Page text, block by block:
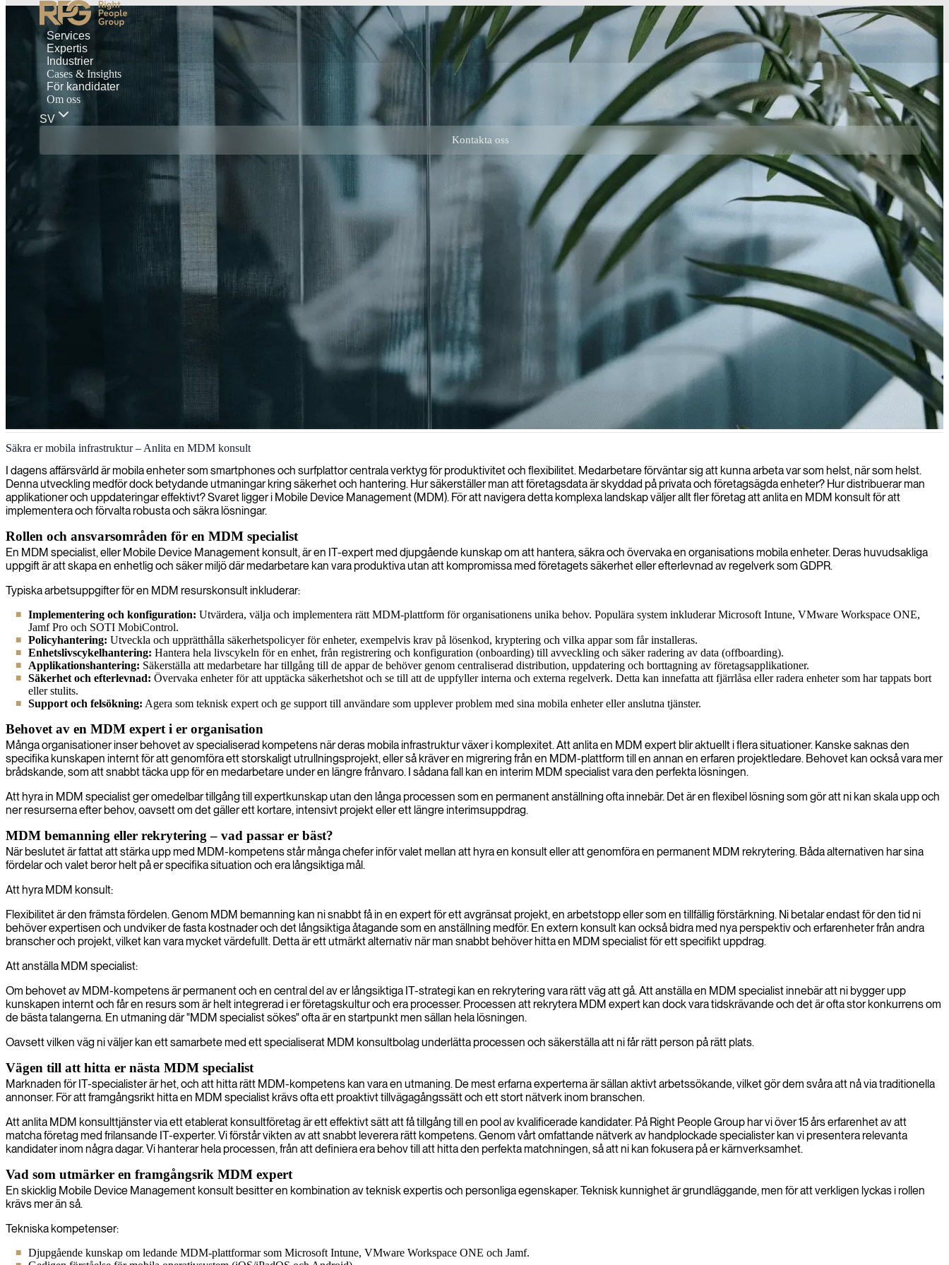
Services
Expertis
Industrier
Cases & Insights
För kandidater
Om oss
SV
Kontakta oss
Hantering av mobila enheter
Vi tillhandahåller expertis inom hantering av mobila enheter med fokus på att säkra din enhetsflotta och skydda din data i en alltmer mobil arbetsstyrka.
Säkra er mobila infrastruktur – Anlita en MDM konsult
I dagens affärsvärld är mobila enheter som smartphones och surfplattor centrala verktyg för produktivitet och flexibilitet. Medarbetare förväntar sig att kunna arbeta var som helst, när som helst.
Denna utveckling medför dock betydande utmaningar kring säkerhet och hantering. Hur säkerställer man att företagsdata är skyddad på privata och företagsägda enheter? Hur distribuerar man
applikationer och uppdateringar effektivt? Svaret ligger i Mobile Device Management (MDM). För att navigera detta komplexa landskap väljer allt fler företag att anlita en MDM konsult för att
implementera och förvalta robusta och säkra lösningar.
Rollen och ansvarsområden för en MDM specialist
En MDM specialist, eller Mobile Device Management konsult, är en IT-expert med djupgående kunskap om att hantera, säkra och övervaka en organisations mobila enheter. Deras huvudsakliga
uppgift är att skapa en enhetlig och säker miljö där medarbetare kan vara produktiva utan att kompromissa med företagets säkerhet eller efterlevnad av regelverk som GDPR.
Typiska arbetsuppgifter för en MDM resurskonsult inkluderar:
Implementering och konfiguration: Utvärdera, välja och implementera rätt MDM-plattform för organisationens unika behov. Populära system inkluderar Microsoft Intune, VMware Workspace ONE,
Jamf Pro och SOTI MobiControl.
Policyhantering: Utveckla och upprätthålla säkerhetspolicyer för enheter, exempelvis krav på lösenkod, kryptering och vilka appar som får installeras.
Enhetslivscykelhantering: Hantera hela livscykeln för en enhet, från registrering och konfiguration (onboarding) till avveckling och säker radering av data (offboarding).
Applikationshantering: Säkerställa att medarbetare har tillgång till de appar de behöver genom centraliserad distribution, uppdatering och borttagning av företagsapplikationer.
Säkerhet och efterlevnad: Övervaka enheter för att upptäcka säkerhetshot och se till att de uppfyller interna och externa regelverk. Detta kan innefatta att fjärrlåsa eller radera enheter som har tappats bort
eller stulits.
Support och felsökning: Agera som teknisk expert och ge support till användare som upplever problem med sina mobila enheter eller anslutna tjänster.
Behovet av en MDM expert i er organisation
Många organisationer inser behovet av specialiserad kompetens när deras mobila infrastruktur växer i komplexitet. Att anlita en MDM expert blir aktuellt i flera situationer. Kanske saknas den
specifika kunskapen internt för att genomföra ett storskaligt utrullningsprojekt, eller så kräver en migrering från en MDM-plattform till en annan en erfaren projektledare. Behovet kan också vara mer
brådskande, som att snabbt täcka upp för en medarbetare under en längre frånvaro. I sådana fall kan en interim MDM specialist vara den perfekta lösningen.
Att hyra in MDM specialist ger omedelbar tillgång till expertkunskap utan den långa processen som en permanent anställning ofta innebär. Det är en flexibel lösning som gör att ni kan skala upp och
ner resurserna efter behov, oavsett om det gäller ett kortare, intensivt projekt eller ett längre interimsuppdrag.
MDM bemanning eller rekrytering – vad passar er bäst?
När beslutet är fattat att stärka upp med MDM-kompetens står många chefer inför valet mellan att hyra en konsult eller att genomföra en permanent MDM rekrytering. Båda alternativen har sina
fördelar och valet beror helt på er specifika situation och era långsiktiga mål.
Att hyra MDM konsult:
Flexibilitet är den främsta fördelen. Genom MDM bemanning kan ni snabbt få in en expert för ett avgränsat projekt, en arbetstopp eller som en tillfällig förstärkning. Ni betalar endast för den tid ni
behöver expertisen och undviker de fasta kostnader och det långsiktiga åtagande som en anställning medför. En extern konsult kan också bidra med nya perspektiv och erfarenheter från andra
branscher och projekt, vilket kan vara mycket värdefullt. Detta är ett utmärkt alternativ när man snabbt behöver hitta en MDM specialist för ett specifikt uppdrag.
Att anställa MDM specialist:
Om behovet av MDM-kompetens är permanent och en central del av er långsiktiga IT-strategi kan en rekrytering vara rätt väg att gå. Att anställa en MDM specialist innebär att ni bygger upp
kunskapen internt och får en resurs som är helt integrerad i er företagskultur och era processer. Processen att rekrytera MDM expert kan dock vara tidskrävande och det är ofta stor konkurrens om
de bästa talangerna. En utmaning där "MDM specialist sökes" ofta är en startpunkt men sällan hela lösningen.
Oavsett vilken väg ni väljer kan ett samarbete med ett specialiserat MDM konsultbolag underlätta processen och säkerställa att ni får rätt person på rätt plats.
Vägen till att hitta er nästa MDM specialist
Marknaden för IT-specialister är het, och att hitta rätt MDM-kompetens kan vara en utmaning. De mest erfarna experterna är sällan aktivt arbetssökande, vilket gör dem svåra att nå via traditionella
annonser. För att framgångsrikt hitta en MDM specialist krävs ofta ett proaktivt tillvägagångssätt och ett stort nätverk inom branschen.
Att anlita MDM konsulttjänster via ett etablerat konsultföretag är ett effektivt sätt att få tillgång till en pool av kvalificerade kandidater. På Right People Group har vi över 15 års erfarenhet av att
matcha företag med frilansande IT-experter. Vi förstår vikten av att snabbt leverera rätt kompetens. Genom vårt omfattande nätverk av handplockade specialister kan vi presentera relevanta
kandidater inom några dagar. Vi hanterar hela processen, från att definiera era behov till att hitta den perfekta matchningen, så att ni kan fokusera på er kärnverksamhet.
Vad som utmärker en framgångsrik MDM expert
En skicklig Mobile Device Management konsult besitter en kombination av teknisk expertis och personliga egenskaper. Teknisk kunnighet är grundläggande, men för att verkligen lyckas i rollen
krävs mer än så.
Tekniska kompetenser:
Djupgående kunskap om ledande MDM-plattformar som Microsoft Intune, VMware Workspace ONE och Jamf.